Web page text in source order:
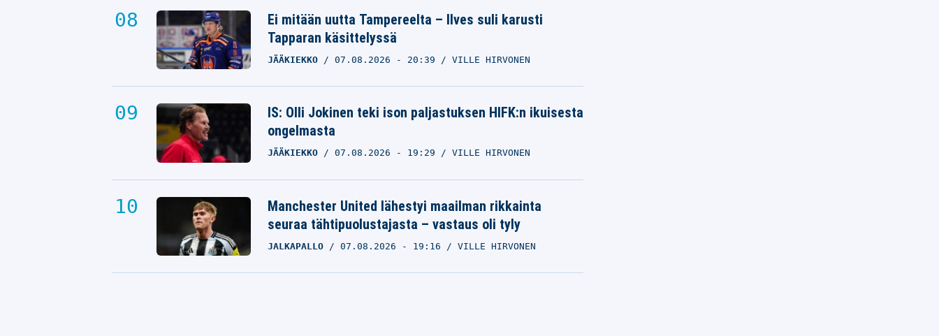
Ei mitään uutta Tampereelta – Ilves suli karusti
Tapparan käsittelyssä
JÄÄKIEKKO 07.08.2026 - 20:39 VILLE HIRVONEN
IS: Olli Jokinen teki ison paljastuksen HIFK:n ikuisesta
ongelmasta
JÄÄKIEKKO 07.08.2026 - 19:29 VILLE HIRVONEN
Manchester United lähestyi maailman rikkainta
seuraa tähtipuolustajasta – vastaus oli tyly
JALKAPALLO 07.08.2026 - 19:16 VILLE HIRVONEN